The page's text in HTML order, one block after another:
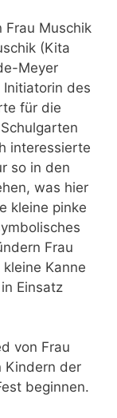
Frau Muschik
(Kita
Meyer
des
für die
interessierte
so in den
was hier
kleine pinke
Frau
Kanne
Einsatz
von Frau
Kindern der
beginnen.